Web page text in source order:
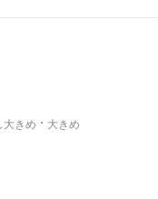
大きめ 大きめ